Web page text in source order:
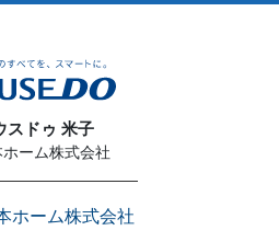
スドゥ 米子
ーム株式会社
ーム株式会社